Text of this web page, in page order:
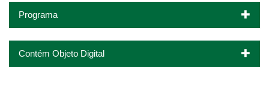
Programa
Contém Objeto Digital